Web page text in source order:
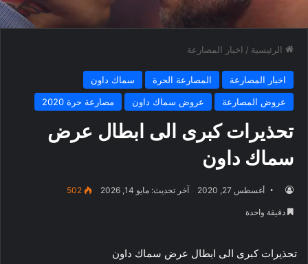
الرئيسية / اخبار المصارعة
اخبار المصارعة المصارعة الحرة
سماك داون
عروض المصارعة
عروض سماك داون مصارعة حرة 2020
تحذيرات كبرى الى ابطال عرض
سماك داون
أغسطس 27, 2020 آخر تحديث: مايو 14, 2026 502
دقيقة واحدة
تحذيرات كبرى الى ابطال عرض سماك داون